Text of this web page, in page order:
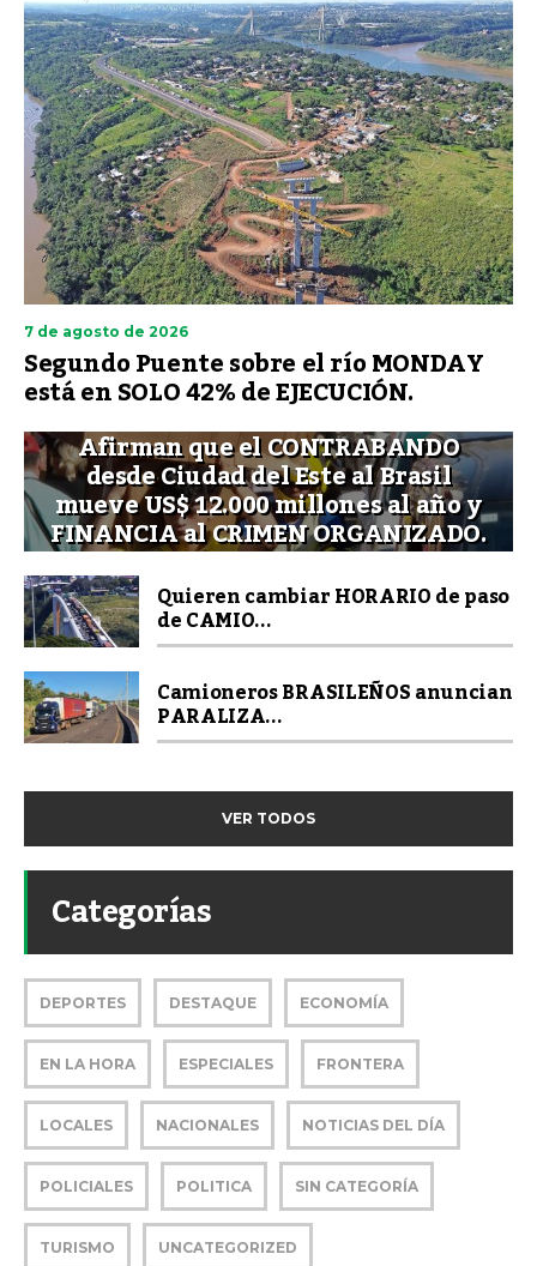
7 de agosto de 2026
Segundo Puente sobre el río MONDAY
está en SOLO 42% de EJECUCIÓN.
Afirman que el CONTRABANDO
desde Ciudad del Este al Brasil
mueve US$ 12.000 millones al año y
FINANCIA al CRIMEN ORGANIZADO.
Quieren cambiar HORARIO de paso
de CAMIO...
Camioneros BRASILEÑOS anuncian
PARALIZA...
VER TODOS
Categorías
DEPORTES DESTAQUE ECONOMÍA
EN LA HORA ESPECIALES FRONTERA
LOCALES NACIONALES NOTICIAS DEL DÍA
POLICIALES POLITICA SIN CATEGORÍA
TURISMO UNCATEGORIZED